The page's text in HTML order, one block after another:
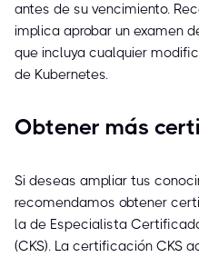
antes de su vencimiento.
implica aprobar un examen
que incluya cualquier
de Kubernetes.
Obtener más
Si deseas ampliar tus
recomendamos obtener
la de Especialista
(CKS). La certificación CKS